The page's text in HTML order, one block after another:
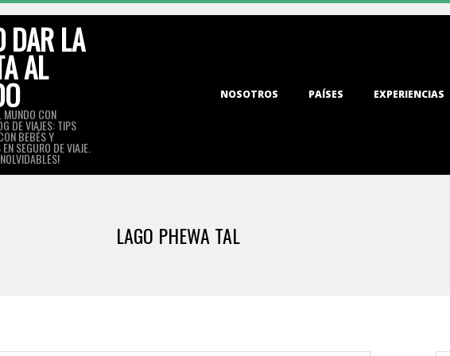
DAR LA
AL
MUNDO CON
DE VIAJES: TIPS
BEBÉS Y
SEGURO DE VIAJE.
NOSOTROS PAÍSES EXPERIENCIAS
LAGO PHEWA TAL